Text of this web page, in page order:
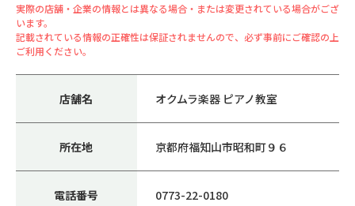
実際の店舗・企業の情報とは異なる場合・または変更されている場合がござ
います。
記載されている情報の正確性は保証されませんので、必ず事前にご確認の上
ご利用ください。
店舗名 オクムラ楽器 ピアノ教室
所在地 京都府福知山市昭和町９６
電話番号 0773-22-0180